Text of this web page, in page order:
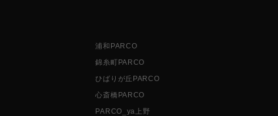
浦和PARCO
錦糸町PARCO
ひばりが丘PARCO
心斎橋PARCO
PARCO_ya上野